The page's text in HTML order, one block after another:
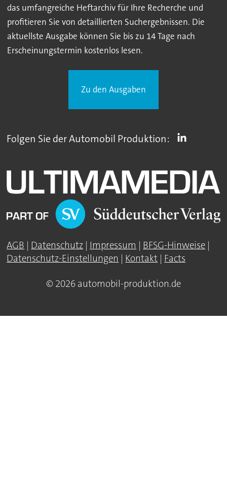
das umfangreiche Heftarchiv für Ihre Recherche und
profitieren Sie von detaillierten Suchergebnissen. Die
aktuellste Ausgabe können Sie bis zu 14 Tage nach
Erscheinungstermin kostenlos lesen.
Zu den Ausgaben
Folgen Sie der Automobil Produktion:
AGB | Datenschutz | Impressum | BFSG-Hinweise |
Datenschutz-Einstellungen | Kontakt | Facts
© 2026 automobil-produktion.de